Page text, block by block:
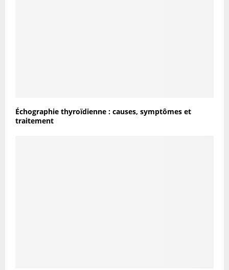
Échographie thyroïdienne : causes, symptômes et
traitement